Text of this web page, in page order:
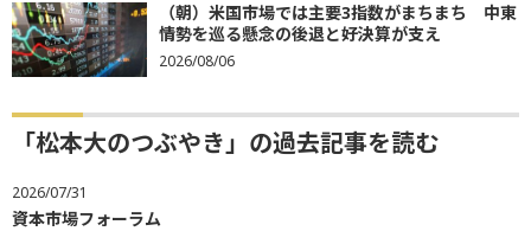
（朝）米国市場では主要3指数がまちまち 中東
情勢を巡る懸念の後退と好決算が支え
2026/08/06
「松本大のつぶやき」の過去記事を読む
2026/07/31
資本市場フォーラム